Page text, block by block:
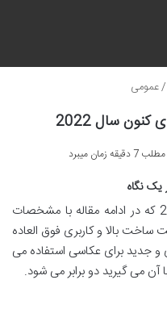
/عمومی
سال 2022
زمان میبرد
بهترین دوربین های عکاسی کانن 2022 که در ادامه مقاله با مشخصات
ساخت بالا و کاربری فوق العاده
جدید برای عکاسی استفاده می
می گیرید دو برابر می شود.